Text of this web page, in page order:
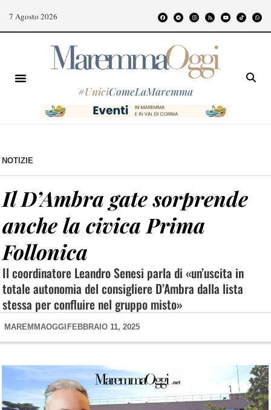
7 Agosto 2026
#UniciComeLaMaremma
NOTIZIE
Il D’Ambra gate sorprende
anche la civica Prima
Follonica
Il coordinatore Leandro Senesi parla di «un’uscita in
totale autonomia del consigliere D’Ambra dalla lista
stessa per confluire nel gruppo misto»
MAREMMAOGGI FEBBRAIO 11, 2025